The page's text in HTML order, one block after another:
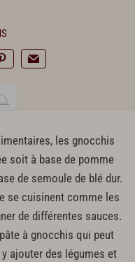
les gnocchis
soit à base de pomme
de semoule de blé dur.
se cuisinent comme les
de différentes sauces.
à gnocchis qui peut
ajouter des légumes et